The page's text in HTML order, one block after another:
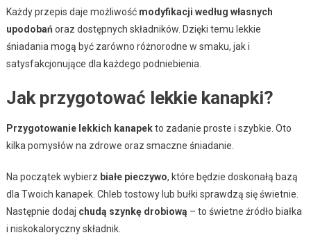
Każdy przepis daje możliwość modyfikacji według własnych
upodobań oraz dostępnych składników. Dzięki temu lekkie
śniadania mogą być zarówno różnorodne w smaku, jak i
satysfakcjonujące dla każdego podniebienia.
Jak przygotować lekkie kanapki?
Przygotowanie lekkich kanapekto zadanie proste i szybkie. Oto
kilka pomysłów na zdrowe oraz smaczne śniadanie.
Na początek wybierz białe pieczywo, które będzie doskonałą bazą
dla Twoich kanapek. Chleb tostowy lub bułki sprawdzą się świetnie.
Następnie dodaj chudą szynkę drobiową – to świetne źródło białka
i niskokaloryczny składnik.